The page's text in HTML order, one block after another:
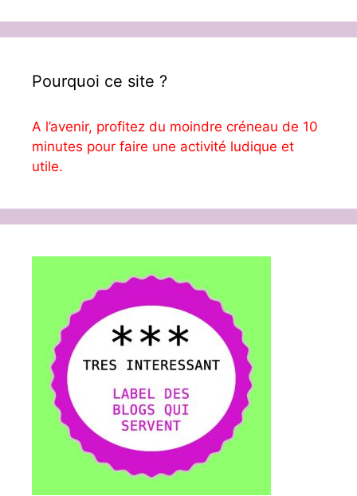
Pourquoi ce site ?
A l’avenir, profitez du moindre créneau de 10
minutes pour faire une activité ludique et
utile.